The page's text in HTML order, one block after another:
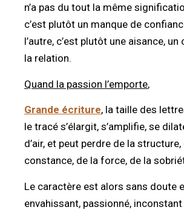
n’a pas du tout la même
c’est plutôt un manque de
l’autre, c’est plutôt une aisance,
la relation.
Quand la passion l’emporte,
Grande écriture, la taille des
le tracé s’élargit, s’amplifie, se
d’air, et peut perdre de la structure,
constance, de la force, de la
Le caractère est alors sans doute
envahissant, passionné,